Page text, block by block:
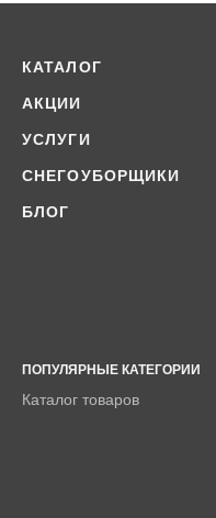
КАТАЛОГ
АКЦИИ
УСЛУГИ
СНЕГОУБОРЩИКИ
БЛОГ
ПОПУЛЯРНЫЕ КАТЕГОРИИ
Каталог товаров